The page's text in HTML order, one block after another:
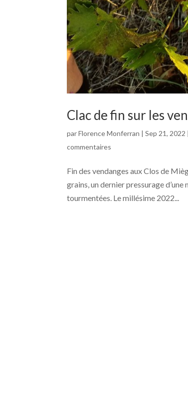
Clac de fin sur les
parFlorence Monferran |Sep 21, 2022
commentaires
Fin des vendanges aux Clos de
grains, un dernier pressurage
tourmentées. Le millésime 2022...